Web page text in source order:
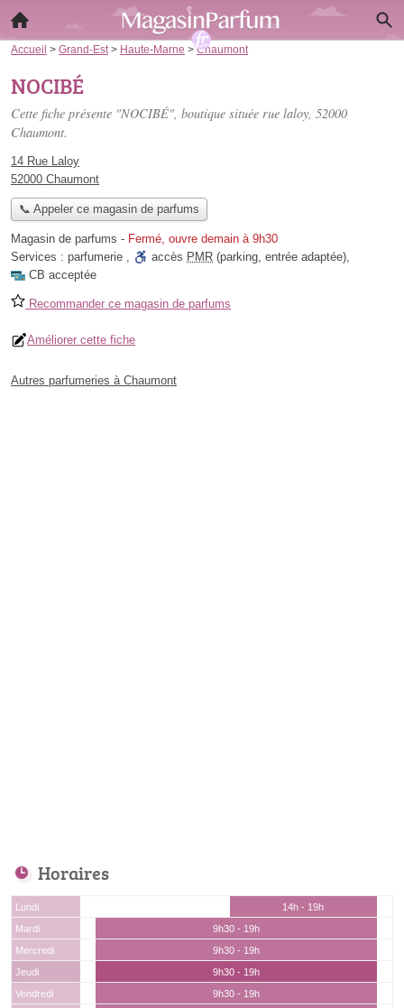
Accueil > Grand-Est > Haute-Marne >Chaumont
NOCIBÉ
Cette fiche présente "NOCIBÉ", boutique située rue laloy, 52000
Chaumont.
14 Rue Laloy
52000 Chaumont
📞 Appeler ce magasin de parfums
Magasin de parfums - Fermé, ouvre demain à 9h30
Services : parfumerie , accès PMR (parking, entrée adaptée),
CB acceptée
Recommander ce magasin de parfums
Améliorer cette fiche
Autres parfumeries à Chaumont
Horaires
Lundi
14h - 19h
Mardi
9h30 - 19h
Mercredi
9h30 - 19h
Jeudi
9h30 - 19h
Vendredi
9h30 - 19h